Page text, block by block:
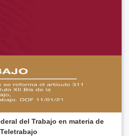
del Trabajo en materia de
Teletrabajo